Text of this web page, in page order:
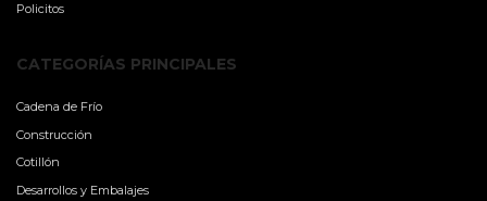
Policitos
CATEGORÍAS PRINCIPALES
Cadena de Frío
Construcción
Cotillón
Desarrollos y Embalajes